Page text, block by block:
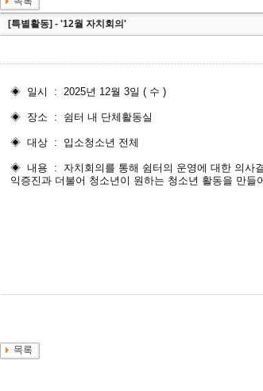
[특별활동] - '12월 자치회의'
◈ 일시 : 2025년 12월 3일 ( 수 )
◈ 장소 : 쉼터 내 단체활동실
◈ 대상 : 입소청소년 전체
◈ 내용 : 자치회의를 통해 쉼터의 운영에 대한 의사
익증진과 더불어 청소년이 원하는 청소년 활동을 만들